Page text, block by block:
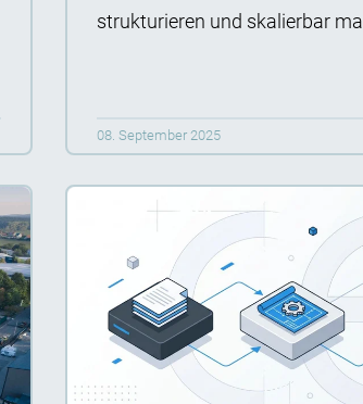
strukturieren und skalierbar
08. September 2025